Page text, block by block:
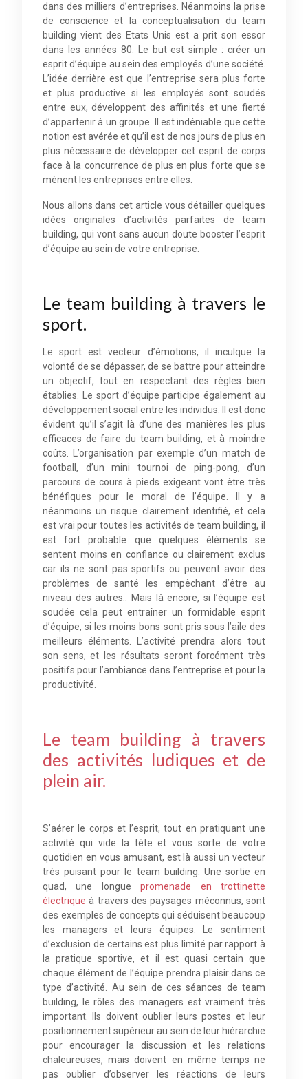
dans des milliers d’entreprises. Néanmoins la prise
de conscience et la conceptualisation du team
building vient des Etats Unis est a prit son essor
dans les années 80. Le but est simple : créer un
esprit d’équipe au sein des employés d’une société.
L’idée derrière est que l’entreprise sera plus forte
et plus productive si les employés sont soudés
entre eux, développent des affinités et une fierté
d’appartenir à un groupe. Il est indéniable que cette
notion est avérée et qu’il est de nos jours de plus en
plus nécessaire de développer cet esprit de corps
face à la concurrence de plus en plus forte que se
mènent les entreprises entre elles.
Nous allons dans cet article vous détailler quelques
idées originales d’activités parfaites de team
building, qui vont sans aucun doute booster l’esprit
d’équipe au sein de votre entreprise.
Le team building à travers le
sport.
Le sport est vecteur d’émotions, il inculque la
volonté de se dépasser, de se battre pour atteindre
un objectif, tout en respectant des règles bien
établies. Le sport d’équipe participe également au
développement social entre les individus. Il est donc
évident qu’il s’agit là d’une des manières les plus
efficaces de faire du team building, et à moindre
coûts. L’organisation par exemple d’un match de
football, d’un mini tournoi de ping-pong, d’un
parcours de cours à pieds exigeant vont être très
bénéfiques pour le moral de l’équipe. Il y a
néanmoins un risque clairement identifié, et cela
est vrai pour toutes les activités de team building, il
est fort probable que quelques éléments se
sentent moins en confiance ou clairement exclus
car ils ne sont pas sportifs ou peuvent avoir des
problèmes de santé les empêchant d’être au
niveau des autres.. Mais là encore, si l’équipe est
soudée cela peut entraîner un formidable esprit
d’équipe, si les moins bons sont pris sous l’aile des
meilleurs éléments. L’activité prendra alors tout
son sens, et les résultats seront forcément très
positifs pour l’ambiance dans l’entreprise et pour la
productivité.
Le team building à travers
des activités ludiques et de
plein air.
S’aérer le corps et l’esprit, tout en pratiquant une
activité qui vide la tête et vous sorte de votre
quotidien en vous amusant, est là aussi un vecteur
très puisant pour le team building. Une sortie en
quad, une longuepromenade en trottinette
électrique à travers des paysages méconnus, sont
des exemples de concepts qui séduisent beaucoup
les managers et leurs équipes. Le sentiment
d’exclusion de certains est plus limité par rapport à
la pratique sportive, et il est quasi certain que
chaque élément de l’équipe prendra plaisir dans ce
type d’activité. Au sein de ces séances de team
building, le rôles des managers est vraiment très
important. Ils doivent oublier leurs postes et leur
positionnement supérieur au sein de leur hiérarchie
pour encourager la discussion et les relations
chaleureuses, mais doivent en même temps ne
pas oublier d’observer les réactions de leurs